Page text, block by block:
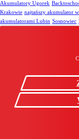
Akumulatory Ugorek
Krakowie najtańszy akumulator
akumulatorami Lubin Sosnowiec